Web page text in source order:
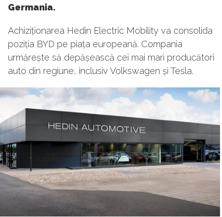
Germania.
Achiziționarea Hedin Electric Mobility va consolida
poziția BYD pe piața europeană. Compania
urmărește să depășească cei mai mari producători
auto din regiune, inclusiv Volkswagen și Tesla.